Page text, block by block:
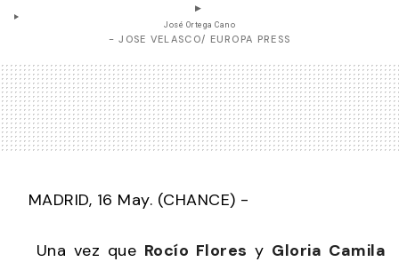
José Ortega Cano
- JOSE VELASCO/ EUROPA PRESS
MADRID, 16 May. (CHANCE) -
Una vez que Rocío Flores y Gloria Camila